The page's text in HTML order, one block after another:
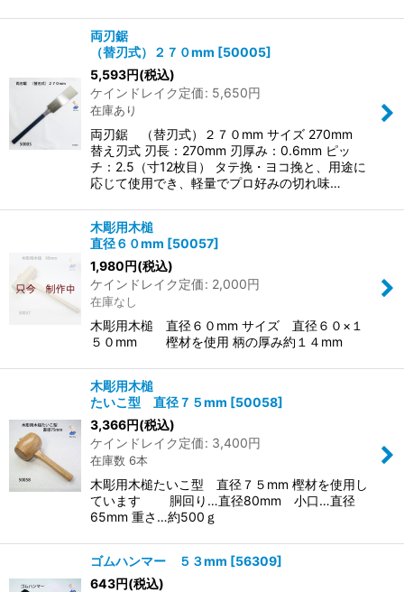
両刃鋸
（替刃式）２７０mm [50005]
5,593円(税込)
ケインドレイク定価: 5,650円
在庫あり
両刃鋸 （替刃式）２７０mm サイズ 270mm
替え刃式 刃長：270mm 刃厚み：0.6mm ピッ
チ：2.5（寸12枚目） タテ挽・ヨコ挽と、用途に
応じて使用でき、軽量でプロ好みの切れ味…
木彫用木槌
直径６０mm [50057]
1,980円(税込)
ケインドレイク定価: 2,000円
在庫なし
木彫用木槌 直径６０mm サイズ 直径６０×１
５０mm 樫材を使用 柄の厚み約１４mm
木彫用木槌
たいこ型 直径７５mm [50058]
3,366円(税込)
ケインドレイク定価: 3,400円
在庫数 6本
木彫用木槌たいこ型 直径７５mm 樫材を使用し
ています 胴回り…直径80mm 小口…直径
65mm 重さ…約500ｇ
ゴムハンマー ５３mm [56309]
643円(税込)